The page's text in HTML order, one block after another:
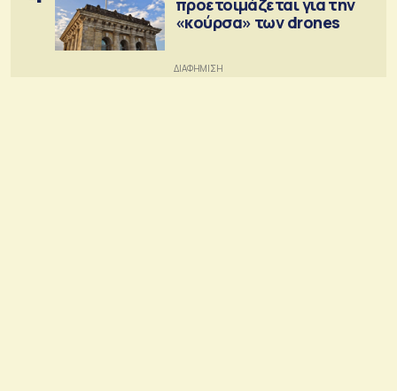
προετοιμάζεται για την
«κούρσα» των drones